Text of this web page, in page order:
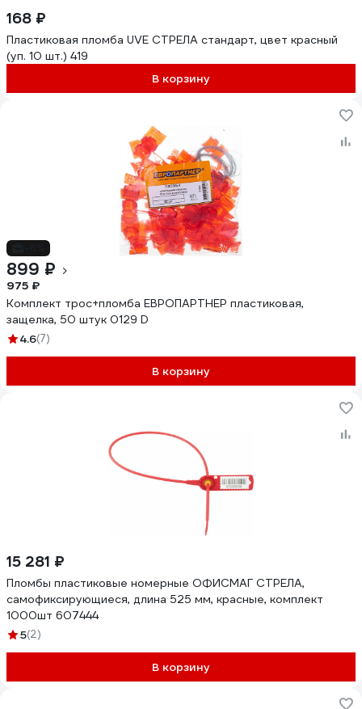
168 ₽
Пластиковая пломба UVE СТРЕЛА стандарт, цвет красный
(уп. 10 шт.) 419
В корзину
899 ₽
975 ₽
Комплект трос+пломба ЕВРОПАРТНЕР пластиковая,
защелка, 50 штук 0129 D
4.6(7)
В корзину
15 281 ₽
Пломбы пластиковые номерные ОФИСМАГ СТРЕЛА,
самофиксирующиеся, длина 525 мм, красные, комплект
1000шт 607444
5(2)
В корзину